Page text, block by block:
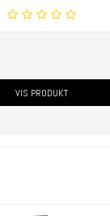
VIS PRODUKT